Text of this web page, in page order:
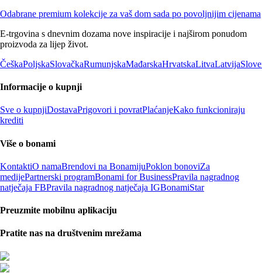
Odabrane premium kolekcije za vaš dom sada po povoljnijim cijenama
E-trgovina s dnevnim dozama nove inspiracije i najširom ponudom
proizvoda za lijep život.
ČeškaPoljskaSlovačkaRumunjskaMađarskaHrvatskaLitvaLatvija
Informacije o kupnji
Sve o kupnjiDostavaPrigovori i povratPlaćanjeKako funkcioniraju
krediti
Više o bonami
KontaktiO namaBrendovi na BonamijuPoklon bonoviZa
medijePartnerski programBonami for BusinessPravila nagradnog
natječaja FBPravila nagradnog natječaja IGBonamiStar
Preuzmite mobilnu aplikaciju
Pratite nas na društvenim mrežama